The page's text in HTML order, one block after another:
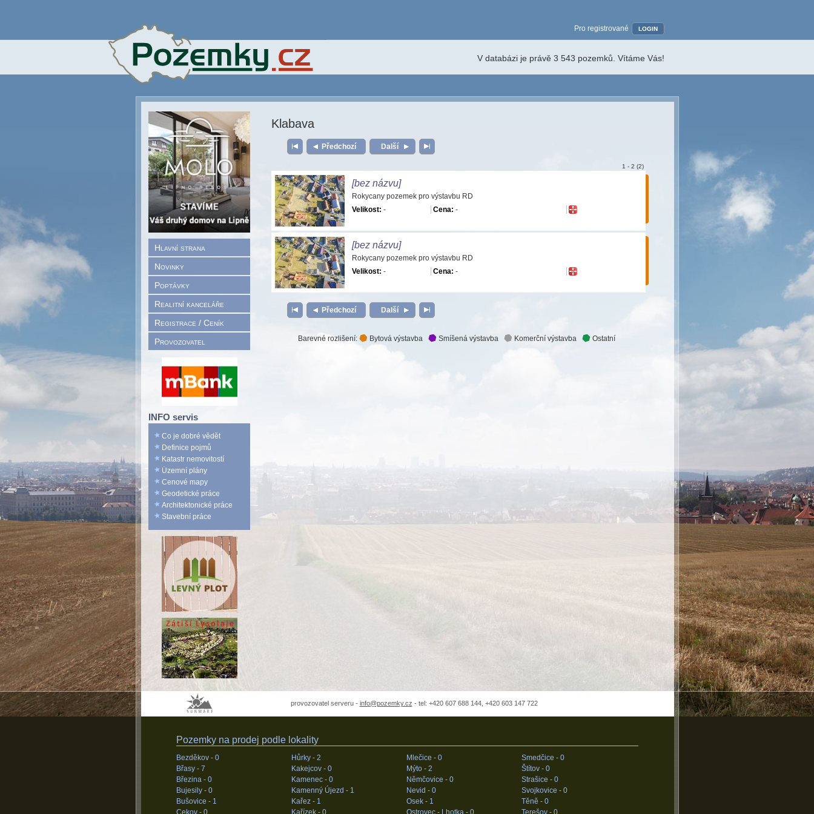
Hlavní strana
Novinky
Poptávky
Realitní kanceláře
Registrace / Ceník
Provozovatel
INFO servis
Co je dobré vědět
Definice pojmů
Katastr nemovitostí
Územní plány
Cenové mapy
Geodetické práce
Architektonické práce
Stavební práce
Pro registrované LOGIN
V databázi je právě 3 543 pozemků. Vítáme Vás!
Klabava
Předchozí Další
1 - 2 (2)
[bez názvu]
Rokycany pozemek pro výstavbu RD
Velikost: - Cena: -
[bez názvu]
Rokycany pozemek pro výstavbu RD
Velikost: - Cena: -
Předchozí Další
Barevné rozlišení: Bytová výstavba Smíšená výstavba Komerční výstavba Ostatní
provozovatel serveru - info@pozemky.cz - tel: +420 607 688 144, +420 603 147 722
Pozemky na prodej podle lokality
Bezděkov - 0
Břasy - 7
Březina - 0
Bujesily - 0
Bušovice - 1
Cekov - 0
Hůrky - 2
Kakejcov - 0
Kamenec - 0
Kamenný Újezd - 1
Kařez - 1
Kařízek - 0
Mlečice - 0
Mýto - 2
Němčovice - 0
Nevid - 0
Osek - 1
Ostrovec - Lhotka - 0
Smedčice - 0
Štítov - 0
Strašice - 0
Svojkovice - 0
Těně - 0
Terešov - 0